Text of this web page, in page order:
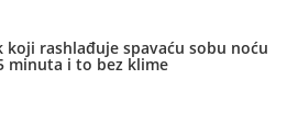
koji rashlađuje spavaću sobu noću
minuta i to bez klime